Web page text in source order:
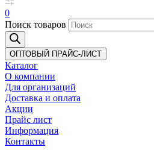
0
Поиск товаров
ОПТОВЫЙ ПРАЙС-ЛИСТ
Каталог
О компании
Для организаций
Доставка и оплата
Акции
Прайс лист
Информация
Контакты